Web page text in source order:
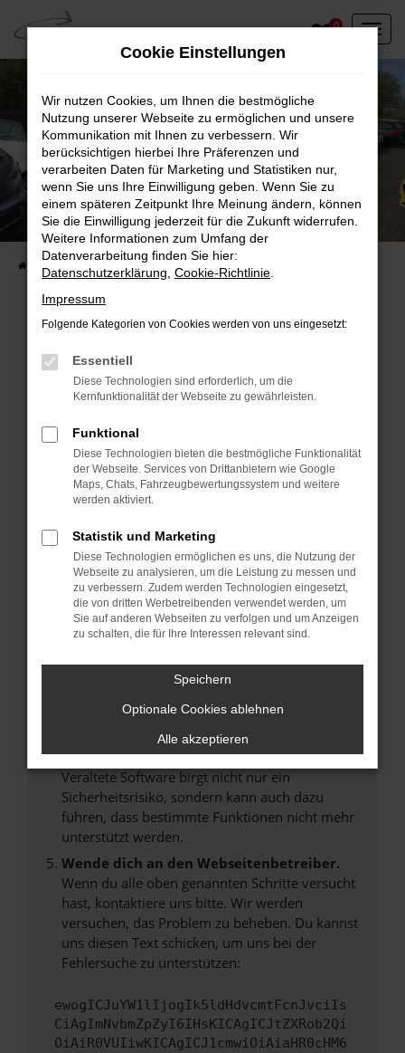
Zum
Hauptinhalt
springen
0
Unser Fahrzeugbestand vor Ort
Entdecken Sie unsere sofort verfügbaren
Fahrzeugangebote
Fehler: Network Error
Beim Laden ist ein Fehler aufgetreten.
Hier sind ein paar Tipps, die dir helfen können:
Überprüfe deine Firewall und deine
Internetverbindung.
Laden andere Webseiten, zum Beispiel deine
Suchmaschine?
Manche Erweiterungen, wie Werbeblocker,
können das Laden bestimmter Seiten
verhindern. Funktioniert die Seite in einem
anderen Browser oder in einem privaten
Fenster?
Das kann manchmal helfen, vorübergehende
Probleme zu beheben.
Stelle sicher, dass dein Browser und dein
Betriebssystem auf dem neuesten Stand
sind.
Veraltete Software birgt nicht nur ein
Sicherheitsrisiko, sondern kann auch dazu
führen, dass bestimmte Funktionen nicht mehr
unterstützt werden.
Wende dich an den Webseitenbetreiber.
Wenn du alle oben genannten Schritte versucht
hast, kontaktiere uns bitte. Wir werden
versuchen, das Problem zu beheben. Du kannst
uns diesen Text schicken, um uns bei der
Fehlersuche zu unterstützen:
ewogICJuYW1lIjogIk5ldHdvcmtFcnJvciIs
CiAgImNvbmZpZyI6IHsKICAgICJtZXRob2Qi
OiAiR0VUIiwKICAgICJ1cmwiOiAiaHR0cHM6
Cookie Einstellungen
Wir nutzen Cookies, um Ihnen die bestmögliche
Nutzung unserer Webseite zu ermöglichen und unsere
Kommunikation mit Ihnen zu verbessern. Wir
berücksichtigen hierbei Ihre Präferenzen und
verarbeiten Daten für Marketing und Statistiken nur,
wenn Sie uns Ihre Einwilligung geben. Wenn Sie zu
einem späteren Zeitpunkt Ihre Meinung ändern, können
Sie die Einwilligung jederzeit für die Zukunft widerrufen.
Weitere Informationen zum Umfang der
Datenverarbeitung finden Sie hier:
Datenschutzerklärung Cookie-Richtlinie
Impressum
Folgende Kategorien von Cookies werden von uns eingesetzt:
Essentiell
Diese Technologien sind erforderlich, um die
Kernfunktionalität der Webseite zu gewährleisten.
Funktional
Diese Technologien bieten die bestmögliche Funktionalität
der Webseite. Services von Drittanbietern wie Google
Maps, Chats, Fahrzeugbewertungssystem und weitere
werden aktiviert.
Statistik und Marketing
Diese Technologien ermöglichen es uns, die Nutzung der
Webseite zu analysieren, um die Leistung zu messen und
zu verbessern. Zudem werden Technologien eingesetzt,
die von dritten Werbetreibenden verwendet werden, um
Sie auf anderen Webseiten zu verfolgen und um Anzeigen
zu schalten, die für Ihre Interessen relevant sind.
Speichern
Optionale Cookies ablehnen
Alle akzeptieren